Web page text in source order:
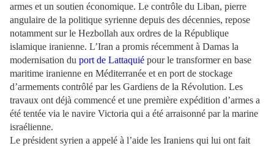
armes et un soutien économique. Le contrôle du Liban, pierre
angulaire de la politique syrienne depuis des décennies, repose
notamment sur le Hezbollah aux ordres de la République
islamique iranienne. L’Iran a promis récemment à Damas la
modernisation du port de Lattaquié pour le transformer en base
maritime iranienne en Méditerranée et en port de stockage
d’armements contrôlé par les Gardiens de la Révolution. Les
travaux ont déjà commencé et une première expédition d’armes a
été tentée via le navire Victoria qui a été arraisonné par la marine
israélienne.
Le président syrien a appelé à l’aide les Iraniens qui lui ont fait